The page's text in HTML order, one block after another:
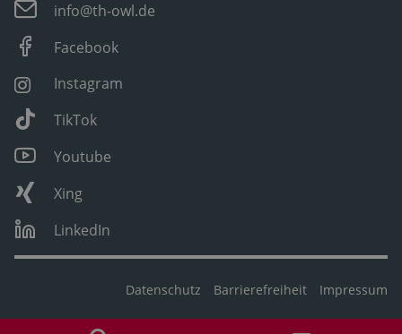
info@th-owl.de
Facebook
Instagram
TikTok
Youtube
Xing
LinkedIn
Datenschutz Barrierefreiheit Impressum